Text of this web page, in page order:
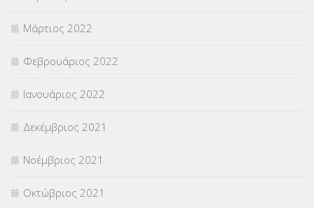
Μάρτιος 2022
Φεβρουάριος 2022
Ιανουάριος 2022
Δεκέμβριος 2021
Νοέμβριος 2021
Οκτώβριος 2021